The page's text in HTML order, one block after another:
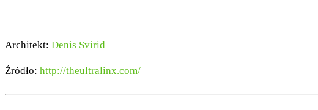
Architekt: Denis Svirid
Źródło: http://theultralinx.com/